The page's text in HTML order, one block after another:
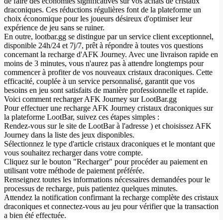
draconiques. Ces réductions régulières font de la plateforme un
choix économique pour les joueurs désireux d'optimiser leur
expérience de jeu sans se ruiner.
En outre, lootbar.gg se distingue par un service client exceptionnel,
disponible 24h/24 et 7j/7, prêt à répondre à toutes vos questions
concernant la recharge d'AFK Journey. Avec une livraison rapide en
moins de 3 minutes, vous n'aurez pas à attendre longtemps pour
commencer à profiter de vos nouveaux cristaux draconiques. Cette
efficacité, couplée à un service personnalisé, garantit que vos
besoins en jeu sont satisfaits de manière professionnelle et rapide.
Voici comment recharger AFK Journey sur LootBar.gg
Pour effectuer une recharge AFK Journey cristaux draconiques sur
la plateforme LootBar, suivez ces étapes simples :
Rendez-vous sur le site de LootBar à l'adresse ) et choisissez AFK
Journey dans la liste des jeux disponibles.
Sélectionnez le type d'article cristaux draconiques et le montant que
vous souhaitez recharger dans votre compte.
Cliquez sur le bouton "Recharger" pour procéder au paiement en
utilisant votre méthode de paiement préférée.
Renseignez toutes les informations nécessaires demandées pour le
processus de recharge, puis patientez quelques minutes.
Attendez la notification confirmant la recharge complète des cristaux
draconiques et connectez-vous au jeu pour vérifier que la transaction
a bien été effectuée.